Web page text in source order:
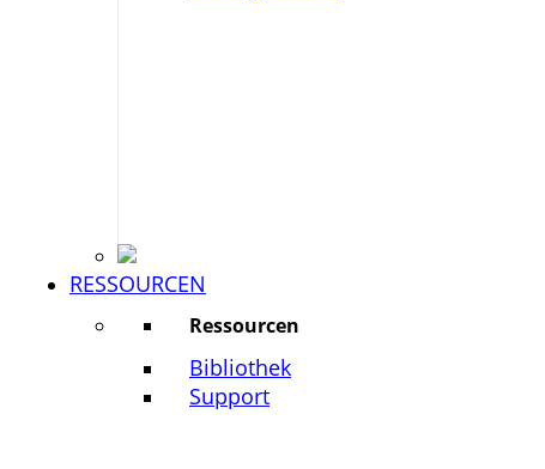
RESSOURCEN
Ressourcen
Bibliothek
Support